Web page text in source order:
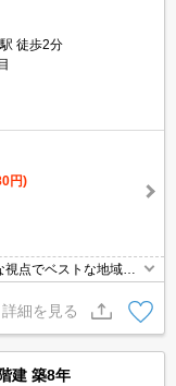
徒歩2分
円)
点でベストな地域を
詳細を見る
建 築8年